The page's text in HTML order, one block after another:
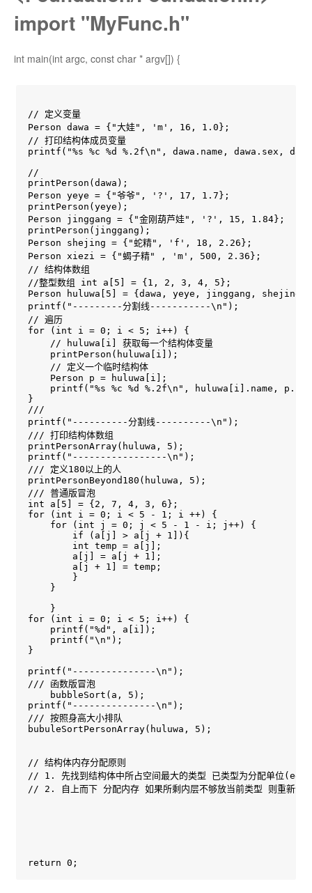
import "MyFunc.h"
int main(int argc, const char * argv[]) {
// 定义变量
Person dawa = {"大娃", 'm', 16, 1.0};
// 打印结构体成员变量
printf("%s %c %d %.2f\n", dawa.name, dawa.sex,
//
printPerson(dawa);
Person yeye = {"爷爷", '?', 17, 1.7};
printPerson(yeye);
Person jinggang = {"金刚葫芦娃", '?', 15, 1.84};
printPerson(jinggang);
Person shejing = {"蛇精", 'f', 18, 2.26};
Person xiezi = {"蝎子精" , 'm', 500, 2.36};
// 结构体数组
//整型数组 int a[5] = {1, 2, 3, 4, 5};
Person huluwa[5] = {dawa, yeye, jinggang,
printf("---------分割线-----------\n");
// 遍历
for (int i = 0; i < 5; i++) {
    // huluwa[i] 获取每一个结构体变量
    printPerson(huluwa[i]);
    // 定义一个临时结构体
    Person p = huluwa[i];
printf("%s %c %d %.2f\n", huluwa[i].name,
}
///
printf("----------分割线----------\n");
/// 打印结构体数组
printPersonArray(huluwa, 5);
printf("-----------------\n");
/// 定义180以上的人
printPersonBeyond180(huluwa, 5);
/// 普通版冒泡
int a[5] = {2, 7, 4, 3, 6};
for (int i = 0; i < 5 - 1; i ++) {
    for (int j = 0; j < 5 - 1 - i; j++) {
        if (a[j] > a[j + 1]){
        int temp = a[j];
        a[j] = a[j + 1];
        a[j + 1] = temp;
        }
    }
    }
for (int i = 0; i < 5; i++) {
    printf("%d", a[i]);
    printf("\n");
}
printf("---------------\n");
/// 函数版冒泡
    bubbleSort(a, 5);
printf("---------------\n");
/// 按照身高大小排队
bubuleSortPersonArray(huluwa, 5);
// 结构体内存分配原则
// 1. 先找到结构体中所占空间最大的类型 已类型为分配
// 2. 自上而下 分配内存 如果所剩内层不够放当前类型 则重新分
return 0;